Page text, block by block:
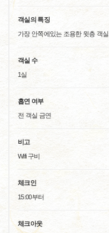
객실의 특징
가장 안쪽에있는 조용한 윗층 객실.
객실 수
1실
흡연 여부
전 객실 금연
비고
Wifi 구비
체크인
15:00부터
체크아웃